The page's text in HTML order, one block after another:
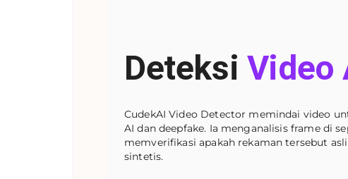
Deteksi Video
CudekAI Video Detector memindai video
AI dan deepfake. Ia menganalisis frame di
memverifikasi apakah rekaman tersebut
sintetis.